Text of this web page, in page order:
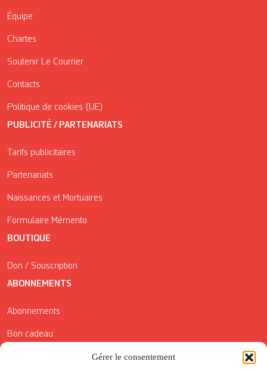
Gérer le consentement
Équipe
Chartes
Soutenir Le Courrier
Contacts
Politique de cookies (UE)
PUBLICITÉ / PARTENARIATS
Tarifs publicitaires
Partenariats
Naissances et Mortuaires
Formulaire Mémento
BOUTIQUE
Don / Souscription
ABONNEMENTS
Abonnements
Bon cadeau
Conditions générales de vente